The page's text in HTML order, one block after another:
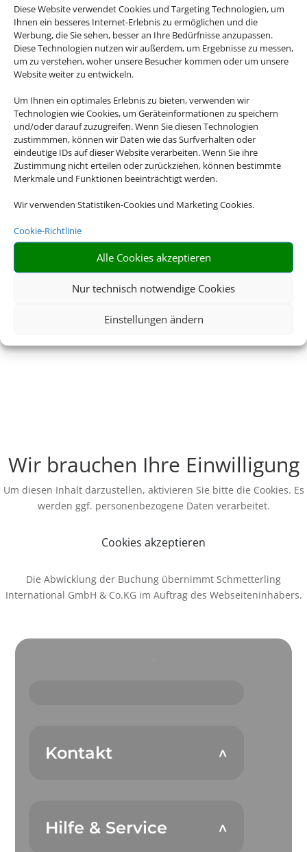
Diese Website verwendet Cookies und Targeting Technologien, um
Ihnen ein besseres Internet-Erlebnis zu ermöglichen und die
Werbung, die Sie sehen, besser an Ihre Bedürfnisse anzupassen.
Diese Technologien nutzen wir außerdem, um Ergebnisse zu messen,
um zu verstehen, woher unsere Besucher kommen oder um unsere
Website weiter zu entwickeln.
Um Ihnen ein optimales Erlebnis zu bieten, verwenden wir
Technologien wie Cookies, um Geräteinformationen zu speichern
und/oder darauf zuzugreifen. Wenn Sie diesen Technologien
zustimmmen, können wir Daten wie das Surfverhalten oder
eindeutige IDs auf dieser Website verarbeiten. Wenn Sie ihre
Zustimmung nicht erteilen oder zurückziehen, können bestimmte
Merkmale und Funktionen beeinträchtigt werden.
Wir verwenden Statistiken-Cookies und Marketing Cookies.
Cookie-Richtlinie
Alle Cookies akzeptieren
Nur technisch notwendige Cookies
Einstellungen ändern
Wir brauchen Ihre Einwilligung
Um diesen Inhalt darzustellen, aktivieren Sie bitte die Cookies. Es
werden ggf. personenbezogene Daten verarbeitet.
Cookies akzeptieren
Die Abwicklung der Buchung übernimmt Schmetterling
International GmbH & Co.KG im Auftrag des Webseiteninhabers.
Kontakt
Hilfe & Service